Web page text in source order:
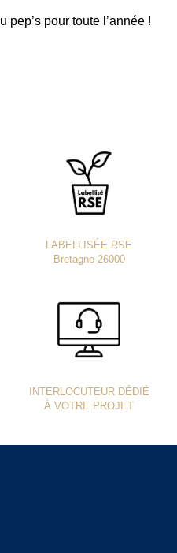
pep’s pour toute l’année !
LABELLISÉE RSE
Bretagne 26000
INTERLOCUTEUR DÉDIÉ
À VOTRE PROJET